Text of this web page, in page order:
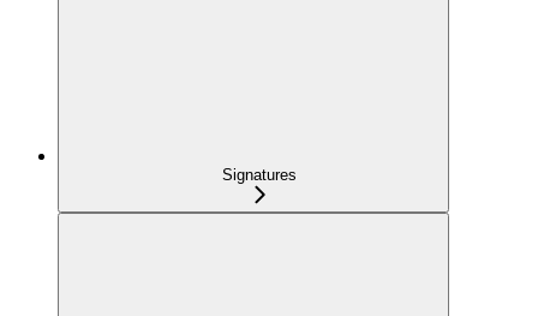
Signatures